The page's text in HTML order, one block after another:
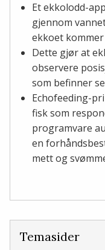
Et ekkolodd-
gjennom
ekkoet
Dette gjør at
observere
som befinner
Echofeeding-
fisk som
programvare
en
mett og
Temasider